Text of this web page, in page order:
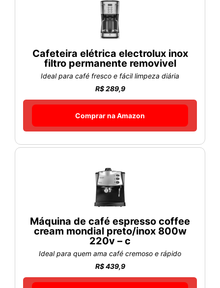
Cafeteira elétrica electrolux inox
filtro permanente removivel
Ideal para café fresco e fácil limpeza diária
R$ 289,9
Comprar na Amazon
Máquina de café espresso coffee
cream mondial preto/inox 800w
220v – c
Ideal para quem ama café cremoso e rápido
R$ 439,9